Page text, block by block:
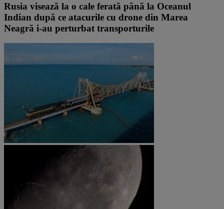
Rusia visează la o cale ferată până la Oceanul
Indian după ce atacurile cu drone din Marea
Neagră i-au perturbat transporturile